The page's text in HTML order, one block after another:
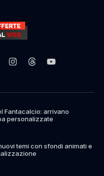
Fantacalcio: arrivano
personalizzate
temi con sfondi animati e